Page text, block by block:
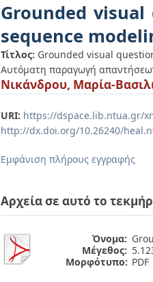
Grounded
sequence
Τίτλος: Grounded visual
Αυτόματη παραγωγή
Νικάνδρου, Μαρία-
URI: https://dspace.lib.ntua.gr/
http://dx.doi.org/10.26240/
Εμφάνιση πλήρους εγγραφής
Αρχεία σε αυτό το
Όνομα:
Μέγεθος:
Μορφότυπο: PDF